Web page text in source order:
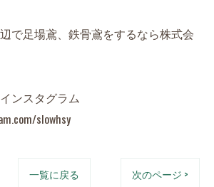
で足場鳶、鉄骨鳶をするなら株式会
ンスタグラム
slowhsy
一覧に戻る 次のページ >